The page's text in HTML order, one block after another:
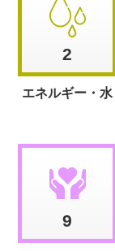
2
エネルギー・水
9